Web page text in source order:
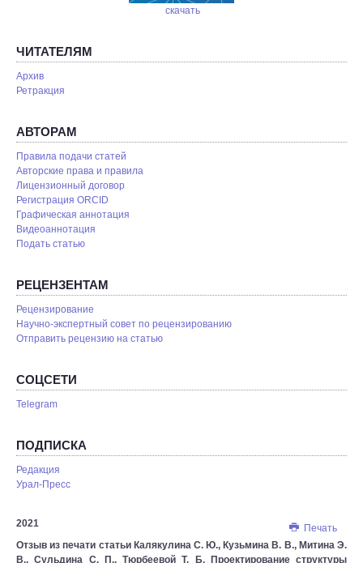
скачать
ЧИТАТЕЛЯМ
Архив
Ретракция
АВТОРАМ
Правила подачи статей
Авторские права и правила
Лицензионный договор
Регистрация ORCID
Графическая аннотация
Видеоаннотация
Подать статью
РЕЦЕНЗЕНТАМ
Рецензирование
Научно-экспертный совет по рецензированию
Отправить рецензию на статью
СОЦСЕТИ
Telegram
ПОДПИСКА
Редакция
Урал-Пресс
Печать
2021
Отзыв из печати статьи Калякулина С. Ю., Кузьмина В. В., Митина Э.
В., Сульдина С. П., Тюрбеевой Т. Б. Проектирование структуры